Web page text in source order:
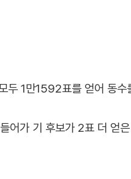
두 1만1592표를 얻어 동수
어가 기 후보가 2표 더